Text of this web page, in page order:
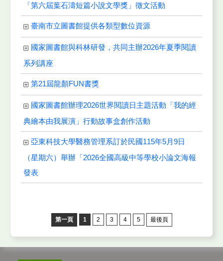
「第六屆葉石濤短篇小說文學獎」徵文活動
臺南市立圖書館提供各類型數位資源
國家圖書館與科林研發，共同主辦2026年夏季閱讀
系列講座
第21屆龍顏FUN書獎
國家圖書館辦理2026世界閱讀日主題活動「我的經
典繪本由我展演」行動故事盒創作活動
亞東科技大學醫務管理系訂於民國115年5月9日
（星期六）舉辦「2026全國高級中等學校小論文海報
發表
第一頁 1 2 3 4 5 最後頁